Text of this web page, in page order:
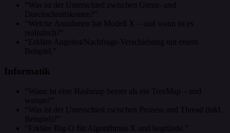
“Was ist der Unterschied zwischen Grenz- und
Durchschnittskosten?”
“Welche Annahmen hat Modell X – und wann ist es
realistisch?”
“Erkläre Angebot/Nachfrage-Verschiebung mit einem
Beispiel.”
Informatik
“Wann ist eine Hashmap besser als ein TreeMap – und
warum?”
“Was ist der Unterschied zwischen Prozess und Thread (inkl.
Beispiel)?”
“Erkläre Big‑O für Algorithmus X und begründe.”